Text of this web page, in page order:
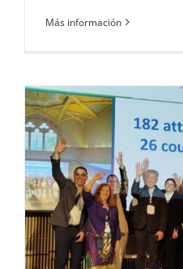
Más información